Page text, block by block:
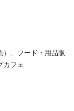
）、フード・用品販
カフェ